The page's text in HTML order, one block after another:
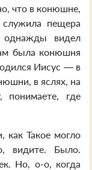
что в конюшне,
пещера
видел
была конюшня
Иисус — в
в яслях, на
понимаете, где
Такое могло
видите. Было.
Но, о-о, когда